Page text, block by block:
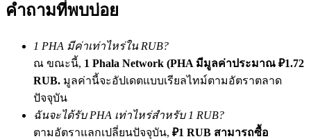
Deposit CASHCAT & Win
คำถามที่พบบ่อย
1 PHA มีค่าเท่าไหร่ใน RUB?
ณ ขณะนี้, 1 Phala Network (PHA มีมูลค่าประมาณ ₽1.72
RUB. มูลค่านี้จะอัปเดตแบบเรียลไทม์ตามอัตราตลาด
ปัจจุบัน
ฉันจะได้รับ PHA เท่าไหร่สำหรับ 1 RUB?
ตามอัตราแลกเปลี่ยนปัจจุบัน, ₽1 RUB สามารถซื้อ